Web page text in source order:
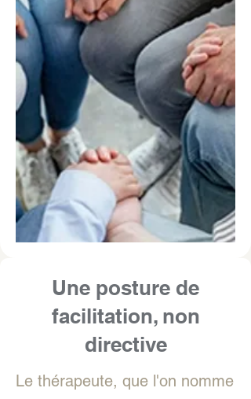
Une posture de
facilitation, non
directive
Le thérapeute, que l'on nomme